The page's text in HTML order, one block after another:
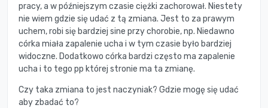
pracy, a w późniejszym czasie ciężki zachorował. Niestety
nie wiem gdzie się udać z tą zmiana. Jest to za prawym
uchem, robi się bardziej sine przy chorobie, np. Niedawno
córka miała zapalenie ucha i w tym czasie było bardziej
widoczne. Dodatkowo córka bardzi często ma zapalenie
ucha i to tego pp której stronie ma ta zmianę.
Czy taka zmiana to jest naczyniak? Gdzie mogę się udać
aby zbadać to?